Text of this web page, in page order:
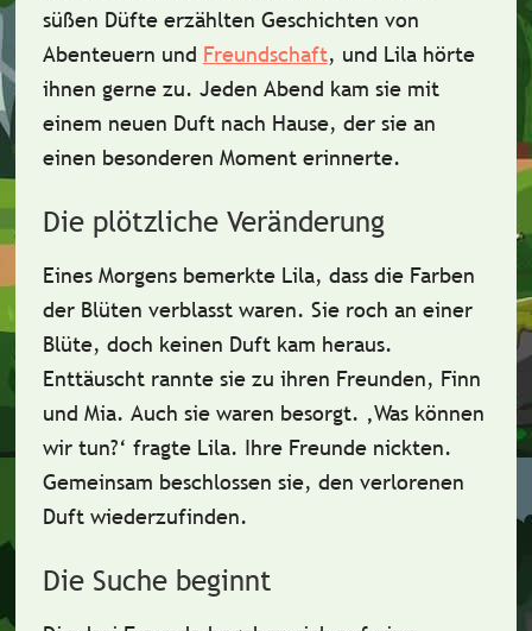
süßen Düfteerzählten Geschichten von
Abenteuern und Freundschaft, und Lila hörte
ihnen gerne zu. Jeden Abend kam sie mit
einem neuen Duftnach Hause, der sie an
einen besonderen Moment erinnerte.
Die plötzliche Veränderung
Eines Morgens bemerkte Lila, dass die Farben
der Blüten verblasstwaren. Sie roch an einer
Blüte, doch keinen Duftkam heraus.
Enttäuschtrannte sie zu ihren Freunden, Finn
und Mia. Auch sie waren besorgt. ‚Was können
wir tun?‘ fragte Lila. Ihre Freunde nickten.
Gemeinsam beschlossen sie, den verlorenen
Duftwiederzufinden.
Die Suche beginnt